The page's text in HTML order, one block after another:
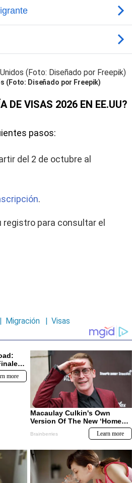
(Foto: Diseñado por Freepik)
DE VISAS 2026 EN EE.UU?
pasos:
del 2 de octubre al
.
para consultar el
| Migración | Visas